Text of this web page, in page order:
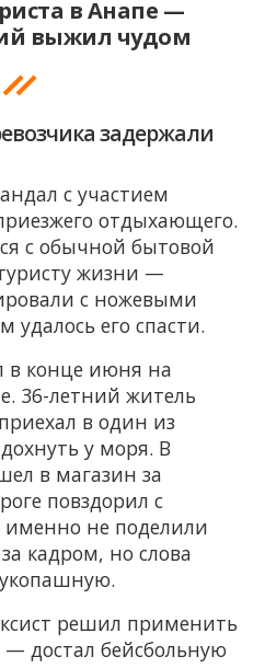
в Анапе —
выжил чудом
задержали
с участием
отдыхающего.
с обычной бытовой
жизни —
с ножевыми
его спасти.
в конце июня на
36-летний житель
в один из
у моря. В
в магазин за
повздорил с
именно не поделили
кадром, но слова
решил применить
достал бейсбольную